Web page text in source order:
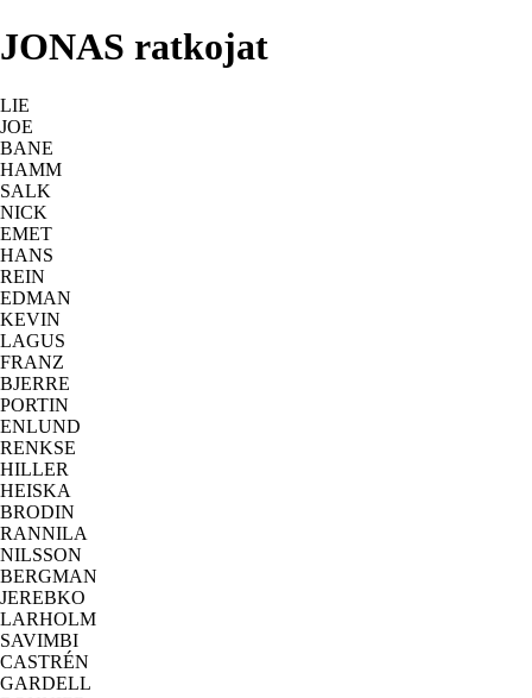
JONAS ratkojat
LIE
JOE
BANE
HAMM
SALK
NICK
EMET
HANS
REIN
EDMAN
KEVIN
LAGUS
FRANZ
BJERRE
PORTIN
ENLUND
RENKSE
HILLER
HEISKA
BRODIN
RANNILA
NILSSON
BERGMAN
JEREBKO
LARHOLM
SAVIMBI
CASTRÉN
GARDELL